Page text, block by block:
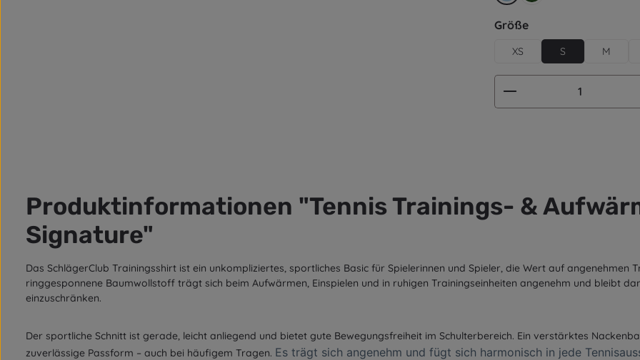
Größeauswählen
XS S M
Produkt Anzahl:
Produktinformationen "Tennis Trainings- &
Signature"
Das SchlägerClub Trainingsshirt ist ein unkompliziertes, sportliches Basic für Spielerinnen und Spieler, die Wert auf angenehmen
ringgesponnene Baumwollstoff trägt sich beim Aufwärmen, Einspielen und in ruhigen Trainingseinheiten angenehm und bleibt
einzuschränken.
Der sportliche Schnitt ist gerade, leicht anliegend und bietet gute Bewegungsfreiheit im Schulterbereich. Ein verstärktes
zuverlässige Passform – auch bei häufigem Tragen. Es trägt sich angenehm und fügt sich harmonisch in jede